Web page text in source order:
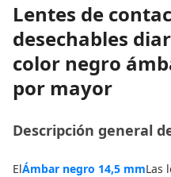
Lentes de
desechables
color negro
por mayor
Descripción general
ElÁmbar negro 14,5 mmLas